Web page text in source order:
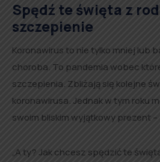
Spędź te święta z
szczepienie
Koronawirus to nie tylko mniej lub
choroba. To pandemia wobec
szczepienia. Zbliżają się kolejne
koronawirusa. Jednak w tym roku
swoim bliskim wyjątkowy prezent
„A ty? Jak chcesz spędzić te